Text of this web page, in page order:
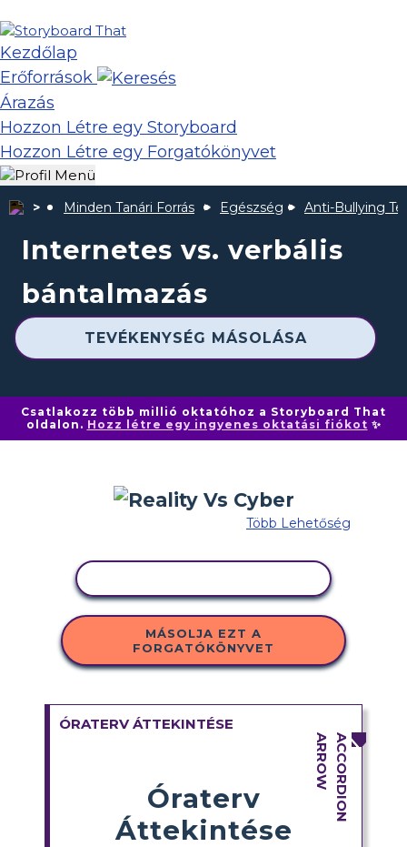
Kezdőlap
Erőforrások
Árazás
Hozzon Létre egy Storyboard
Hozzon Létre egy Forgatókönyvet
Minden Tanári Forrás Egészség Anti-Bullying
Internetes vs. verbális
bántalmazás
TEVÉKENYSÉG MÁSOLÁSA
Csatlakozz több millió oktatóhoz a Storyboard That
oldalon. Hozz létre egy ingyenes oktatási fiókot ✨
Több Lehetőség
MÁSOLJA EZT A
FORGATÓKÖNYVET
ÓRATERV ÁTTEKINTÉSE
Óraterv
Áttekintése